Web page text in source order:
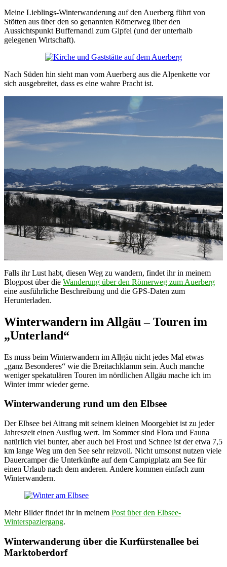
Meine Lieblings-Winterwanderung auf den Auerberg führt von
Stötten aus über den so genannten Römerweg über den
Aussichtspunkt Buffernandl zum Gipfel (und der unterhalb
gelegenen Wirtschaft).
Nach Süden hin sieht man vom Auerberg aus die Alpenkette vor
sich ausgebreitet, dass es eine wahre Pracht ist.
Falls ihr Lust habt, diesen Weg zu wandern, findet ihr in meinem
Blogpost über die Wanderung über den Römerweg zum Auerberg
eine ausführliche Beschreibung und die GPS-Daten zum
Herunterladen.
Winterwandern im Allgäu – Touren im
„Unterland“
Es muss beim Winterwandern im Allgäu nicht jedes Mal etwas
„ganz Besonderes“ wie die Breitachklamm sein. Auch manche
weniger spekatulären Touren im nördlichen Allgäu mache ich im
Winter immr wieder gerne.
Winterwanderung rund um den Elbsee
Der Elbsee bei Aitrang mit seinem kleinen Moorgebiet ist zu jeder
Jahreszeit einen Ausflug wert. Im Sommer sind Flora und Fauna
natürlich viel bunter, aber auch bei Frost und Schnee ist der etwa 7,5
km lange Weg um den See sehr reizvoll. Nicht umsonst nutzen viele
Dauercamper die Unterkünfte auf dem Campigplatz am See für
einen Urlaub nach dem anderen. Andere kommen einfach zum
Winterwandern.
Mehr Bilder findet ihr in meinem Post über den Elbsee-
Winterspaziergang.
Winterwanderung über die Kurfürstenallee bei
Marktoberdorf